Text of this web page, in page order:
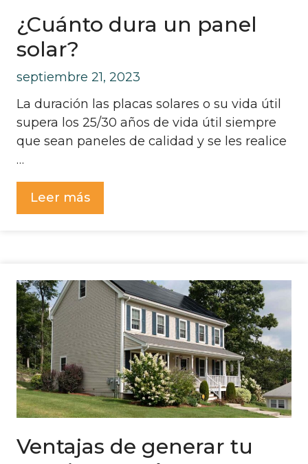
¿Cuánto dura un panel
solar?
septiembre 21, 2023
La duración las placas solares o su vida útil
supera los 25/30 años de vida útil siempre
que sean paneles de calidad y se les realice
…
Leer más
Ventajas de generar tu